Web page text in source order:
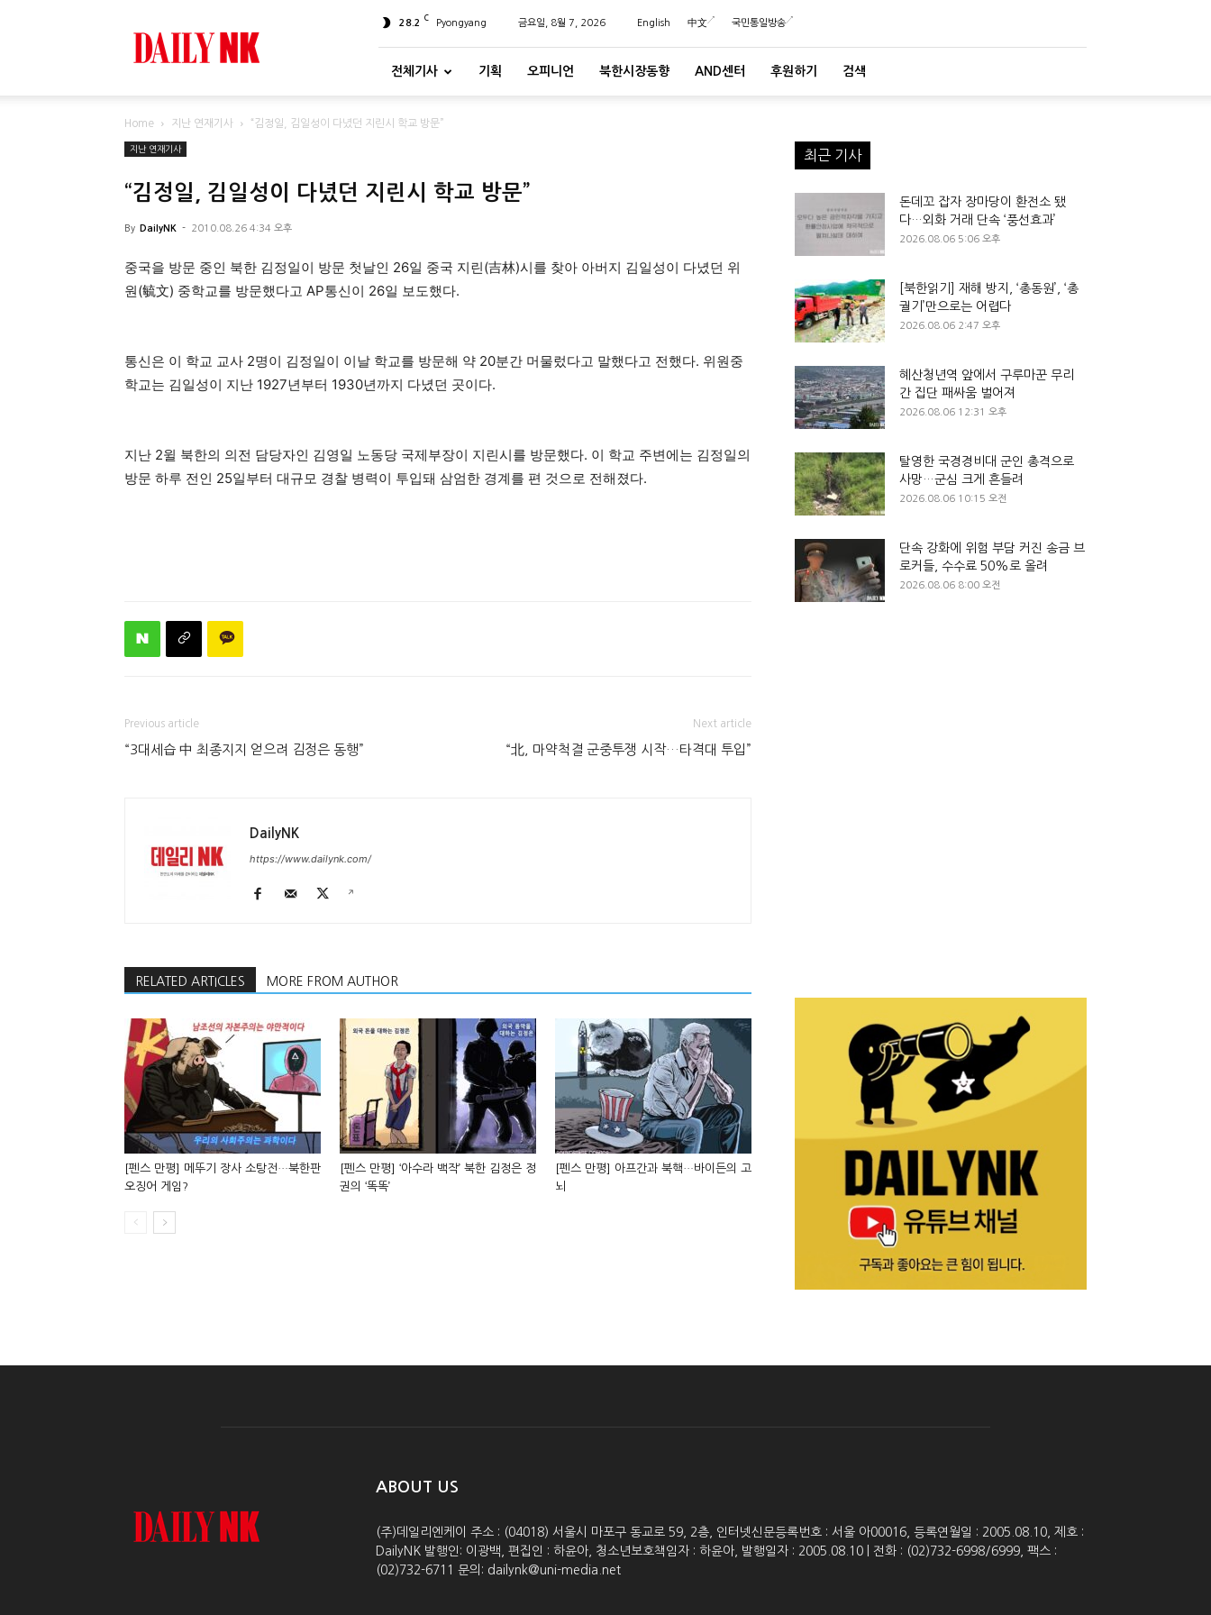
28.2 C Pyongyang 금요일, 8월 7, 2026 English 中文 국민통일방송
전체기사 기획 오피니언 북한시장동향 AND센터 후원하기 검색
Home 지난 연재기사 “김정일, 김일성이 다녔던 지린시 학교 방문”
지난 연재기사
“김정일, 김일성이 다녔던 지린시 학교 방문”
By DailyNK - 2010.08.26 4:34 오후
중국을 방문 중인 북한 김정일이 방문 첫날인 26일 중국 지린(吉林)시를 찾아 아버지 김일성이 다녔던 위
원(毓文) 중학교를 방문했다고 AP통신이 26일 보도했다.
통신은 이 학교 교사 2명이 김정일이 이날 학교를 방문해 약 20분간 머물렀다고 말했다고 전했다. 위원중
학교는 김일성이 지난 1927년부터 1930년까지 다녔던 곳이다.
지난 2윌 북한의 의전 담당자인 김영일 노동당 국제부장이 지린시를 방문했다. 이 학교 주변에는 김정일의
방문 하루 전인 25일부터 대규모 경찰 병력이 투입돼 삼엄한 경계를 편 것으로 전해졌다.
Previous article
“3대세습 中 최종지지 얻으려 김정은 동행”
Next article
“北, 마약척결 군중투쟁 시작…타격대 투입”
DailyNK
https://www.dailynk.com/
RELATED ARTICLES MORE FROM AUTHOR
[펜스 만평] 메뚜기 장사 소탕전…북한판
오징어 게임?
[펜스 만평] ‘아수라 백작’ 북한 김정은 정
권의 ‘똑똑’
[펜스 만평] 아프간과 북핵…바이든의 고
뇌
최근 기사
돈데꼬 잡자 장마당이 환전소 됐
다…외화 거래 단속 ‘풍선효과’
2026.08.06 5:06 오후
[북한읽기] 재해 방지, ‘총동원’, ‘총
궐기’만으로는 어렵다
2026.08.06 2:47 오후
혜산청년역 앞에서 구루마꾼 무리
간 집단 패싸움 벌어져
2026.08.06 12:31 오후
탈영한 국경경비대 군인 총격으로
사망…군심 크게 흔들려
2026.08.06 10:15 오전
단속 강화에 위험 부담 커진 송금 브
로커들, 수수료 50%로 올려
2026.08.06 8:00 오전
ABOUT US
(주)데일리엔케이 주소 : (04018) 서울시 마포구 동교로 59, 2층, 인터넷신문등록번호 : 서울 아00016, 등록연월일 : 2005.08.10, 제호 :
DailyNK 발행인: 이광백, 편집인 : 하윤아, 청소년보호책임자 : 하윤아, 발행일자 : 2005.08.10 | 전화 : (02)732-6998/6999, 팩스 :
(02)732-6711 문의: dailynk@uni-media.net